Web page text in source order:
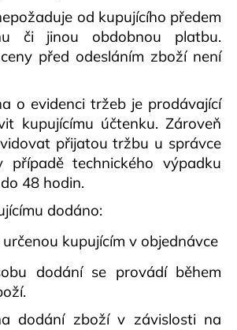
od kupujícího předem
či jinou obdobnou platbu.
před odesláním zboží není
o evidenci tržeb je prodávající
kupujícímu účtenku. Zároveň
přijatou tržbu u správce
případě technického výpadku
48 hodin.
dodáno:
kupujícím v objednávce
dodání se provádí během
dodání zboží v závislosti na